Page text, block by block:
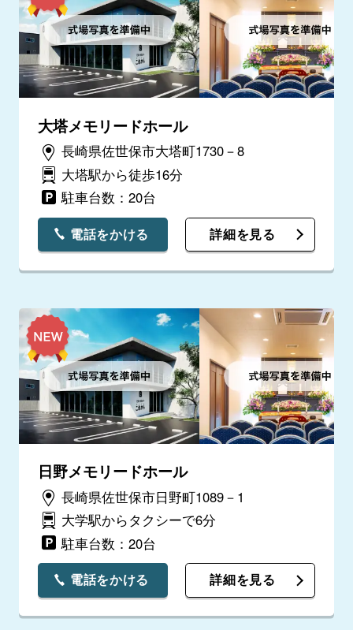
大塔メモリードホール
長崎県佐世保市大塔町1730－8
大塔駅から徒歩16分
駐車台数：20台
電話をかける 詳細を見る
日野メモリードホール
長崎県佐世保市日野町1089－1
大学駅からタクシーで6分
駐車台数：20台
電話をかける 詳細を見る